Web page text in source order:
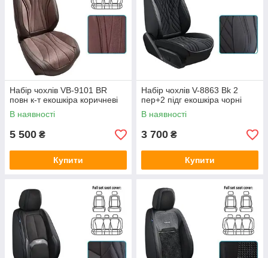
Набір чохлів VB-9101 BR
повн к-т екошкіра коричневі
В наявності
5 500 ₴
Купити
Набір чохлів V-8863 Bk 2
пер+2 підг екошкіра чорні
В наявності
3 700 ₴
Купити